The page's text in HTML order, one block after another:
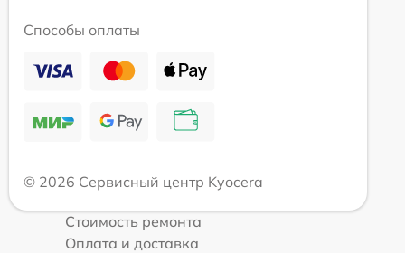
Способы оплаты
© 2026 Сервисный центр Kyocera
Стоимость ремонта
Оплата и доставка